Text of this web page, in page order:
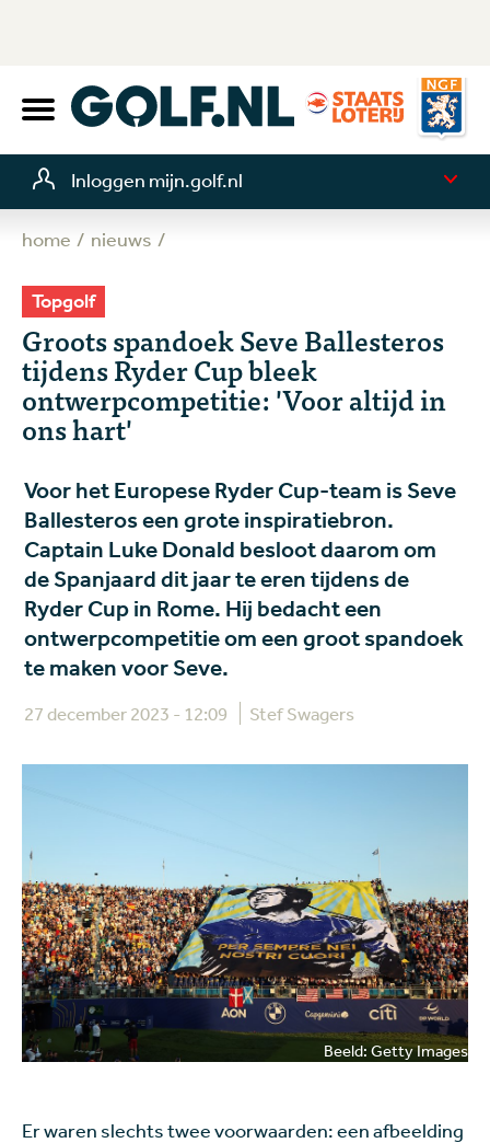
Inloggen mijn.golf.nl
home nieuws
Topgolf
Groots spandoek Seve Ballesteros
tijdens Ryder Cup bleek
ontwerpcompetitie: 'Voor altijd in
ons hart'
Voor het Europese Ryder Cup-team is Seve
Ballesteros een grote inspiratiebron.
Captain Luke Donald besloot daarom om
de Spanjaard dit jaar te eren tijdens de
Ryder Cup in Rome. Hij bedacht een
ontwerpcompetitie om een groot spandoek
te maken voor Seve.
27 december 2023 - 12:09 Stef Swagers
Beeld: Getty Images
Er waren slechts twee voorwaarden: een afbeelding